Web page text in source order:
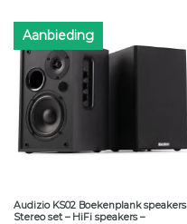
Aanbieding
Audizio KS02 Boekenplank speakers
Stereo set – HiFi speakers –